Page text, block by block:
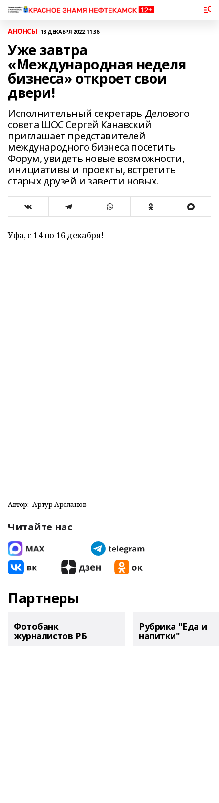
АНОНСЫ 13 ДЕКАБРЯ 2022, 11:36
Уже завтра
«Международная неделя
бизнеса» откроет свои
двери!
Исполнительный секретарь Делового
совета ШОС Сергей Канавский
приглашает представителей
международного бизнеса посетить
Форум, увидеть новые возможности,
инициативы и проекты, встретить
старых друзей и завести новых.
Уфа, с 14 по 16 декабря!
Автор: Артур Арсланов
Читайте нас
Партнеры
Фотобанк
журналистов РБ
Рубрика "Еда и
напитки"